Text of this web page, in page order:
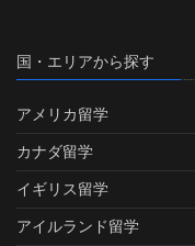
国・エリアから探す
アメリカ留学
カナダ留学
イギリス留学
アイルランド留学